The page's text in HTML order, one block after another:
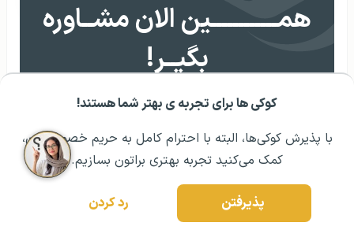
کوکی ها برای تجربه ی بهتر شما هستند!
با پذیرش کوکی‌ها، البته با احترام کامل به حریم خصوصیتون،
کمک می‌کنید تجربه بهتری براتون بسازیم.
پذیرفتن رد کردن
مشــاوره اولیه رایگان: ۰۲۱ ۴۳۰۰۰ ۰۲۱ رزرو مشاوره تخصصی
همــــــــــــین الان مشــاوره
بگیــر!
هفت روز هفته از ساعت۸صبح تا۱۲شب
رزرو وقت مشاوره